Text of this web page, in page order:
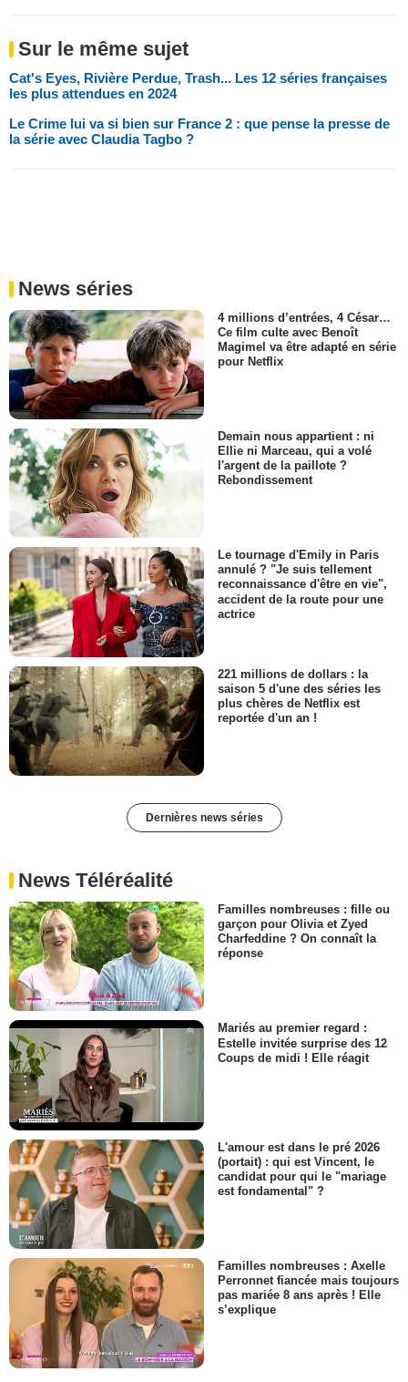
Sur le même sujet
Cat's Eyes, Rivière Perdue, Trash... Les 12 séries françaises
les plus attendues en 2024
Le Crime lui va si bien sur France 2 : que pense la presse de
la série avec Claudia Tagbo ?
News séries
4 millions d’entrées, 4 César…
Ce film culte avec Benoît
Magimel va être adapté en série
pour Netflix
Demain nous appartient : ni
Ellie ni Marceau, qui a volé
l'argent de la paillote ?
Rebondissement
Le tournage d'Emily in Paris
annulé ? "Je suis tellement
reconnaissance d'être en vie",
accident de la route pour une
actrice
221 millions de dollars : la
saison 5 d'une des séries les
plus chères de Netflix est
reportée d'un an !
Dernières news séries
News Téléréalité
Familles nombreuses : fille ou
garçon pour Olivia et Zyed
Charfeddine ? On connaît la
réponse
Mariés au premier regard :
Estelle invitée surprise des 12
Coups de midi ! Elle réagit
L'amour est dans le pré 2026
(portait) : qui est Vincent, le
candidat pour qui le "mariage
est fondamental" ?
Familles nombreuses : Axelle
Perronnet fiancée mais toujours
pas mariée 8 ans après ! Elle
s’explique